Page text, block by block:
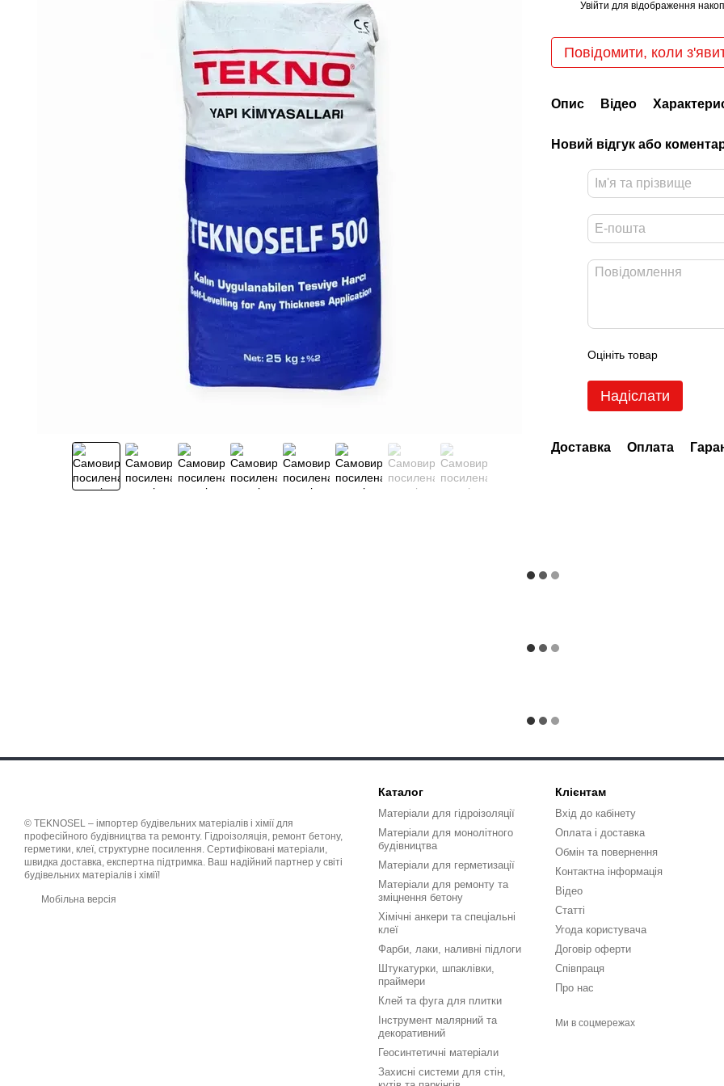
Увійти для відображення
Повідомити, коли
Опис Відео
Новий відгук або
Оцініть товар
Надіслати
Доставка Оплата
© TEKNOSEL – імпортер будівельних матеріалів і хімії для
професійного будівництва та ремонту. Гідроізоляція, ремонт бетону,
герметики, клеї, структурне посилення. Сертифіковані матеріали,
швидка доставка, експертна підтримка. Ваш надійний партнер у світі
будівельних матеріалів і хімії!
Мобільна версія
Каталог
Матеріали для гідроізоляції
Матеріали для монолітного
будівництва
Матеріали для герметизації
Матеріали для ремонту та
зміцнення бетону
Хімічні анкери та спеціальні
клеї
Фарби, лаки, наливні підлоги
Штукатурки, шпаклівки,
праймери
Клей та фуга для плитки
Інструмент малярний та
декоративний
Геосинтетичні матеріали
Захисні системи для стін,
Клієнтам
Вхід до кабінету
Оплата і доставка
Обмін та повернення
Контактна інформація
Відео
Статті
Угода користувача
Договір оферти
Співпраця
Про нас
Ми в соцмережах